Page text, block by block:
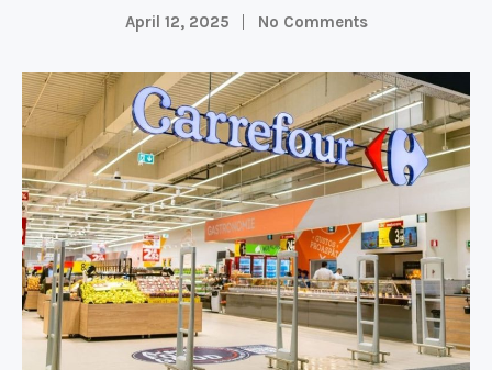
April 12, 2025 No Comments